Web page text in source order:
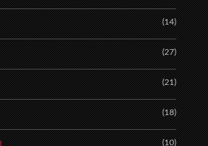
(14)
(27)
(21)
(18)
(10)